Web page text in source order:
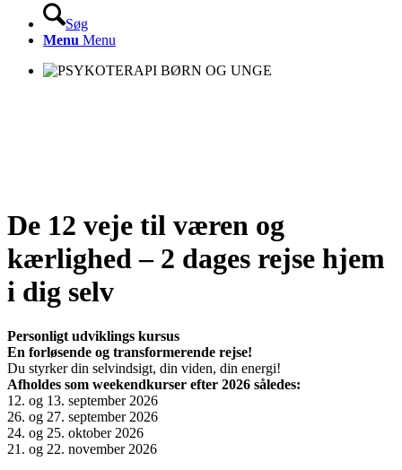
Søg
Menu Menu
De 12 veje til væren og
kærlighed – 2 dages rejse hjem
i dig selv
Personligt udviklings kursus
En forløsende og transformerende rejse!
Du styrker din selvindsigt, din viden, din energi!
Afholdes som weekendkurser efter 2026 således:
12. og 13. september 2026
26. og 27. september 2026
24. og 25. oktober 2026
21. og 22. november 2026